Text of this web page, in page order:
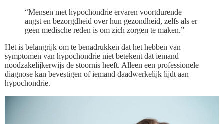
“Mensen met hypochondrie ervaren voortdurende
angst en bezorgdheid over hun gezondheid, zelfs als er
geen medische reden is om zich zorgen te maken.”
Het is belangrijk om te benadrukken dat het hebben van
symptomen van hypochondrie niet betekent dat iemand
noodzakelijkerwijs de stoornis heeft. Alleen een professionele
diagnose kan bevestigen of iemand daadwerkelijk lijdt aan
hypochondrie.